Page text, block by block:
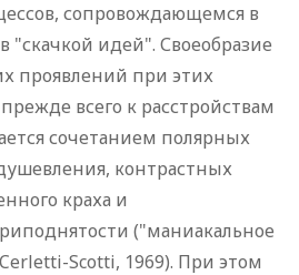
сопровождающемся в
"скачкой идей". Своеобразие
проявлений при этих
всего к расстройствам
сочетанием полярных
контрастных
краха и
("маниакальное
Scotti, 1969). При этом